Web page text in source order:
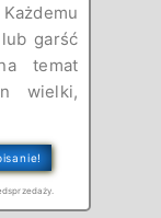
garść
temat
wielki,